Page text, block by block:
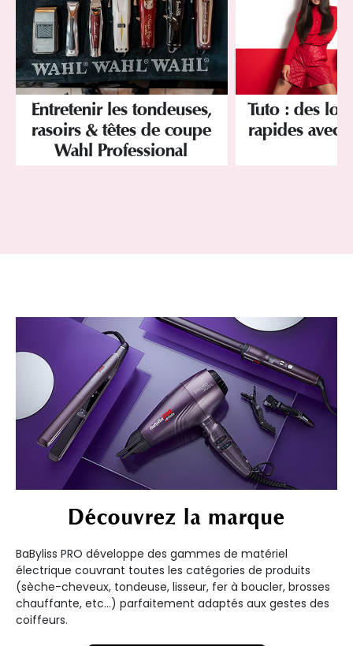
Entretenir les tondeuses,
rasoirs & têtes de coupe
Wahl Professional
Tuto : des
rapides avec
Découvrez la marque
BaByliss PRO développe des gammes de matériel
électrique couvrant toutes les catégories de produits
(sèche-cheveux, tondeuse, lisseur, fer à boucler, brosses
chauffante, etc...) parfaitement adaptés aux gestes des
coiffeurs.